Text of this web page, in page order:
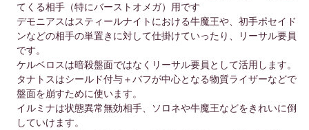
エクストラパック
SR 冥翼機デモニアス
エクストラパック
SR 冥翼機デモニアス
ス
神々の招集者
スタンダード
R タナトス
ハ
神々の招集者
SR
神々の招集者
SR 半壊の機神テュール
ダ
てくる相手（特にバーストオメガ）用です
デモニアスはスティールナイトにおける牛魔王や、初手ポセイド
ンなどの相手の単置きに対して仕掛けていったり、リーサル要員
です。
ケルベロスは暗殺盤面ではなくリーサル要員として活用します。
タナトスはシールド付与＋バフが中心となる物質ライザーなどで
盤面を崩すために使います。
イルミナは状態異常無効相手、ソロネや牛魔王などをきれいに倒
していけます。